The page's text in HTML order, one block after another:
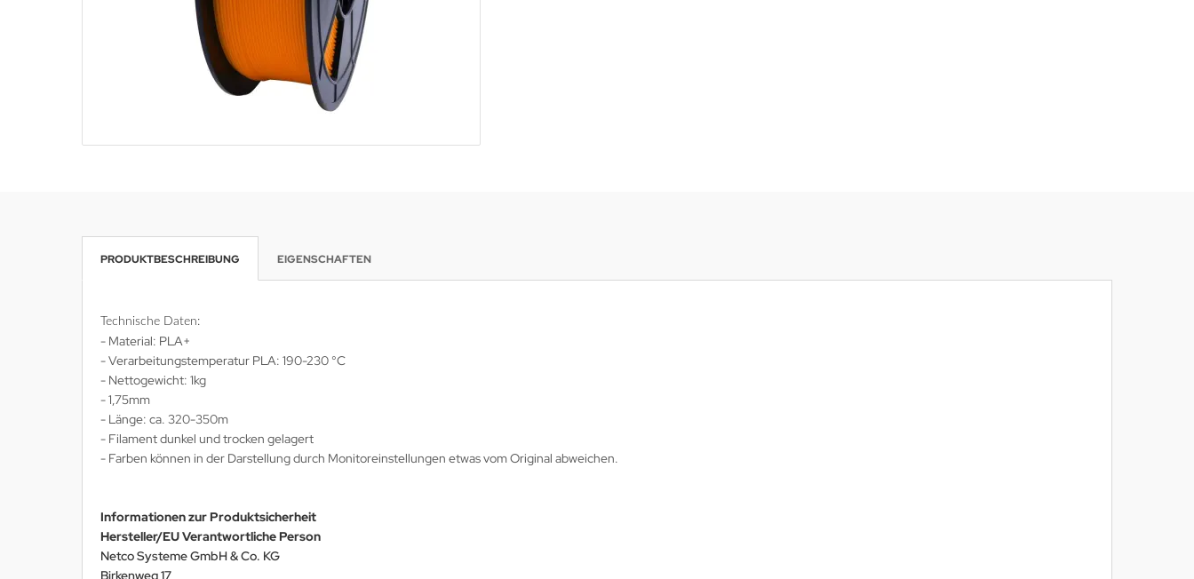
PRODUKTBESCHREIBUNG EIGENSCHAFTEN
Technische Daten:
- Material: PLA+
- Verarbeitungstemperatur PLA: 190-230 °C
- Nettogewicht: 1kg
- 1,75mm
- Länge: ca. 320-350m
- Filament dunkel und trocken gelagert
- Farben können in der Darstellung durch Monitoreinstellungen etwas vom Original abweichen.
Informationen zur Produktsicherheit
Hersteller/EU Verantwortliche Person
Netco Systeme GmbH & Co. KG
Birkenweg 17